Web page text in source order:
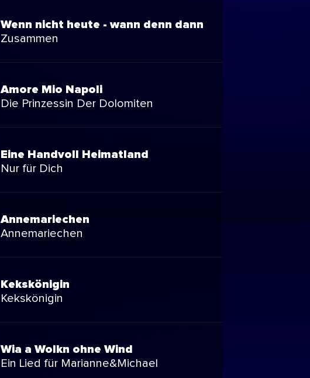
Wenn nicht heute - wann denn dann
Zusammen
Amore Mio Napoli
Die Prinzessin Der Dolomiten
Eine Handvoll Heimatland
Nur für Dich
Annemariechen
Annemariechen
Kekskönigin
Kekskönigin
Wia a Wolkn ohne Wind
Ein Lied für Marianne&Michael